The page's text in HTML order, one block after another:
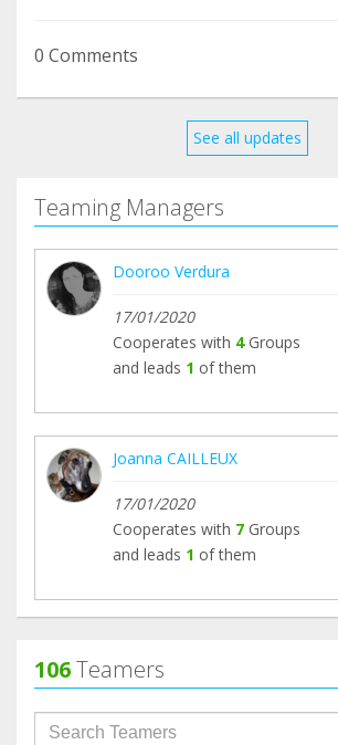
0 Comments
See all updates
Teaming Managers
Dooroo Verdura
17/01/2020
Cooperates with 4Groups
and leads 1 of them
Joanna CAILLEUX
17/01/2020
Cooperates with 7 Groups
and leads 1 of them
106Teamers